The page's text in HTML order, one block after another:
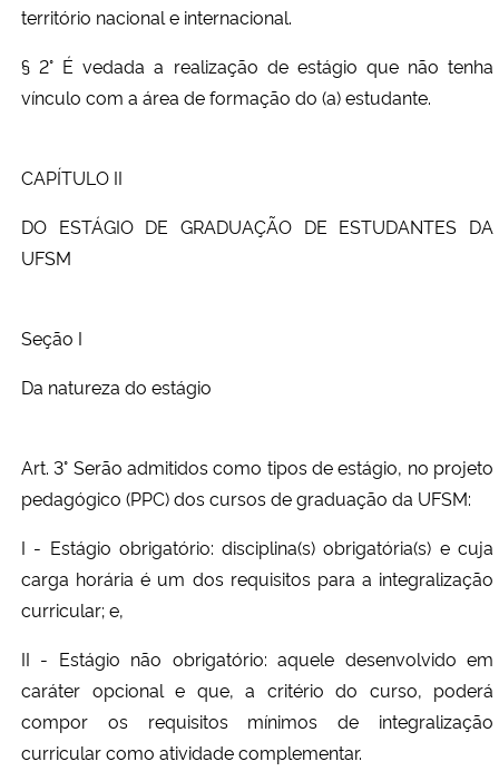
território nacional e internacional.
§ 2° É vedada a realização de estágio que não tenha
vínculo com a área de formação do (a) estudante.
CAPÍTULO II
DO ESTÁGIO DE GRADUAÇÃO DE ESTUDANTES DA
UFSM
Seção I
Da natureza do estágio
Art. 3° Serão admitidos como tipos de estágio, no projeto
pedagógico (PPC) dos cursos de graduação da UFSM:
I - Estágio obrigatório: disciplina(s) obrigatória(s) e cuja
carga horária é um dos requisitos para a integralização
curricular; e,
II - Estágio não obrigatório: aquele desenvolvido em
caráter opcional e que, a critério do curso, poderá
compor os requisitos mínimos de integralização
curricular como atividade complementar.